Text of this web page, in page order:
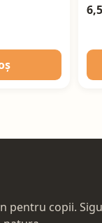
pentru copii.